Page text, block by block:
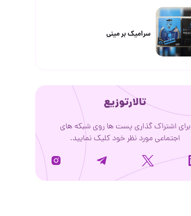
سرامیک بر مینی
تالارتوزیع
برای اشتراک گذاری پست ها روی شبکه های
اجتماعی مورد نظر خود کلیک نمایید.